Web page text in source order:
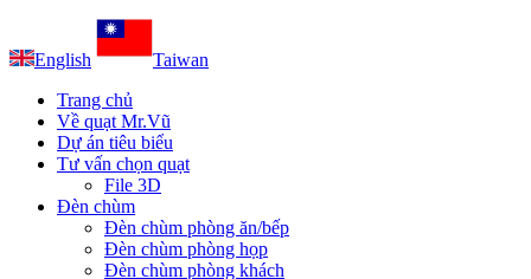
English
Taiwan
Trang chủ
Về quạt Mr.Vũ
Dự án tiêu biểu
Tư vấn chọn quạt
File 3D
Đèn chùm
Đèn chùm phòng ăn/bếp
Đèn chùm phòng họp
Đèn chùm phòng khách